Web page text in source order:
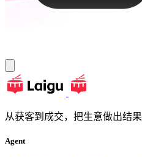
从获客到成交，把生意做出结果
Agent